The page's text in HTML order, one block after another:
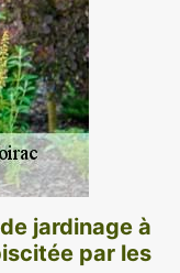
jardinage à
par les